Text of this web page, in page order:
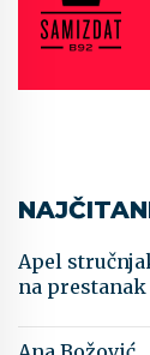
Apel
na